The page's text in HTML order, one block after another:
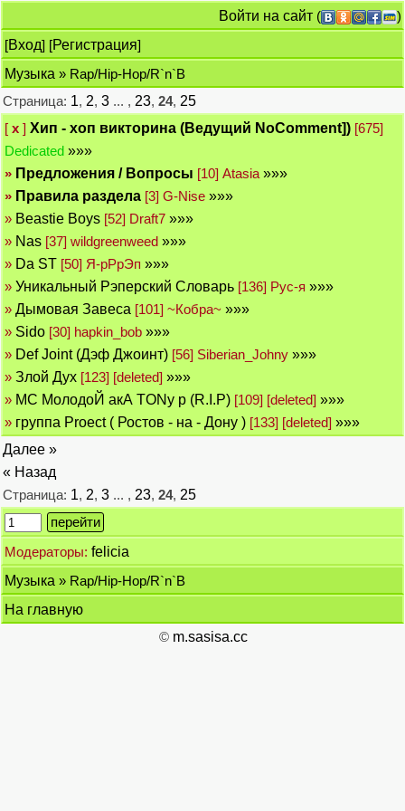
Войти на сайт (
)
[Вход] [Регистрация]
Музыка » Rap/Hip-Hop/R`n`B
Страница: 1, 2, 3 ... , 23, 24, 25
[ x ] Хип - хоп викторинa (Ведущий NoComment]) [675]
Dedicated »»»
» Предложения / Вопросы [10] Atasia »»»
» Правила раздела [3] G-Nise »»»
» Beastie Boys [52] Draft7 »»»
» Nas [37] wildgreenweed »»»
» Da ST [50] Я-рРрЭп »»»
» Уникальный Рэперский Словарь [136] Рус-я »»»
» Дымовая Завеса [101] ~Кобра~ »»»
» Sido [30] hapkin_bob »»»
» Def Joint (Дэф Джоинт) [56] Siberian_Johny »»»
» Злой Дух [123] [deleted] »»»
» МС МолодоЙ акА TONy p (R.I.P) [109] [deleted] »»»
» группа Proect ( Ростов - на - Дону ) [133] [deleted] »»»
Далее »
« Назад
Страница: 1, 2, 3 ... , 23, 24, 25
Модераторы: felicia
Музыка » Rap/Hip-Hop/R`n`B
На главную
© m.sasisa.cc